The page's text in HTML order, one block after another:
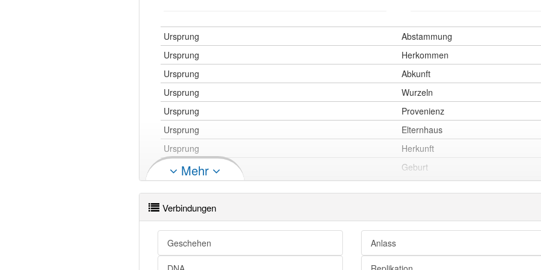
Ursprung
Abstammung
Ursprung
Herkommen
Ursprung
Abkunft
Ursprung
Wurzeln
Ursprung
Provenienz
Ursprung
Elternhaus
Ursprung
Herkunft
Ursprung
Geburt
Ursprung
Quelle
Mehr
Verbindungen
Geschehen Anlass